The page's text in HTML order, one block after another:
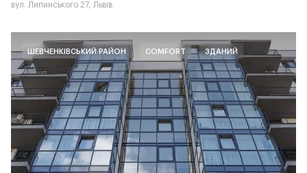
вул. Липинського 27, Львів
ШЕВЧЕНКІВСЬКИЙ РАЙОН COMFORT ЗДАНИЙ